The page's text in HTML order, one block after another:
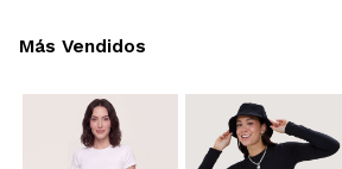
Más Vendidos